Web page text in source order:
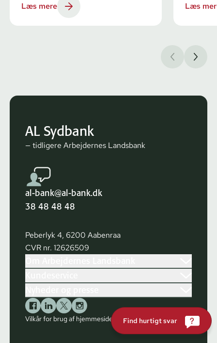
Læs mere Læs
AL Sydbank
— tidligere Arbejdernes Landsbank
al-bank@al-bank.dk
38 48 48 48
Peberlyk 4, 6200 Aabenraa
CVR nr. 12626509
Vilkår for brug af hjemmesiden Cookies
Find hurtigt svar